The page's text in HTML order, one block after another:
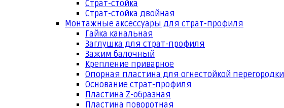
Страт-стойка
Страт-стойка двойная
Монтажные аксессуары для страт-профиля
Гайка канальная
Заглушка для страт-профиля
Зажим балочный
Крепление приварное
Опорная пластина для огнестойкой перегородки
Основание страт-профиля
Пластина Z-образная
Пластина поворотная